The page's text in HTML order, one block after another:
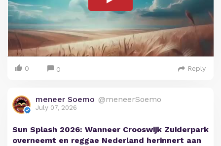
0 0 Reply
meneer Soemo @meneerSoemo
July 07, 2026
Sun Splash 2026: Wanneer Crooswijk Zuiderpark
overneemt en reggae Nederland herinnert aan